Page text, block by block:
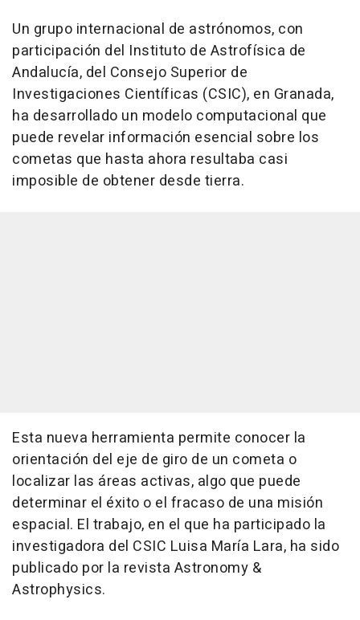
Un grupo internacional de astrónomos, con
participación del Instituto de Astrofísica de
Andalucía, del Consejo Superior de
Investigaciones Científicas (CSIC), en Granada,
ha desarrollado un modelo computacional que
puede revelar información esencial sobre los
cometas que hasta ahora resultaba casi
imposible de obtener desde tierra.
Esta nueva herramienta permite conocer la
orientación del eje de giro de un cometa o
localizar las áreas activas, algo que puede
determinar el éxito o el fracaso de una misión
espacial. El trabajo, en el que ha participado la
investigadora del CSIC Luisa María Lara, ha sido
publicado por la revista Astronomy &
Astrophysics.